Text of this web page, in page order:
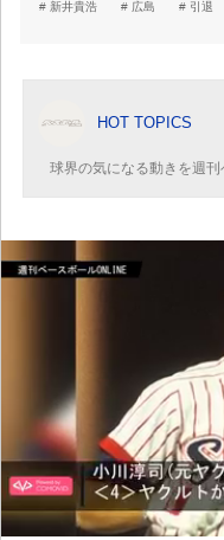
新井貴浩 広島 引退
HOT TOPICS
球界の気になる動きを週刊